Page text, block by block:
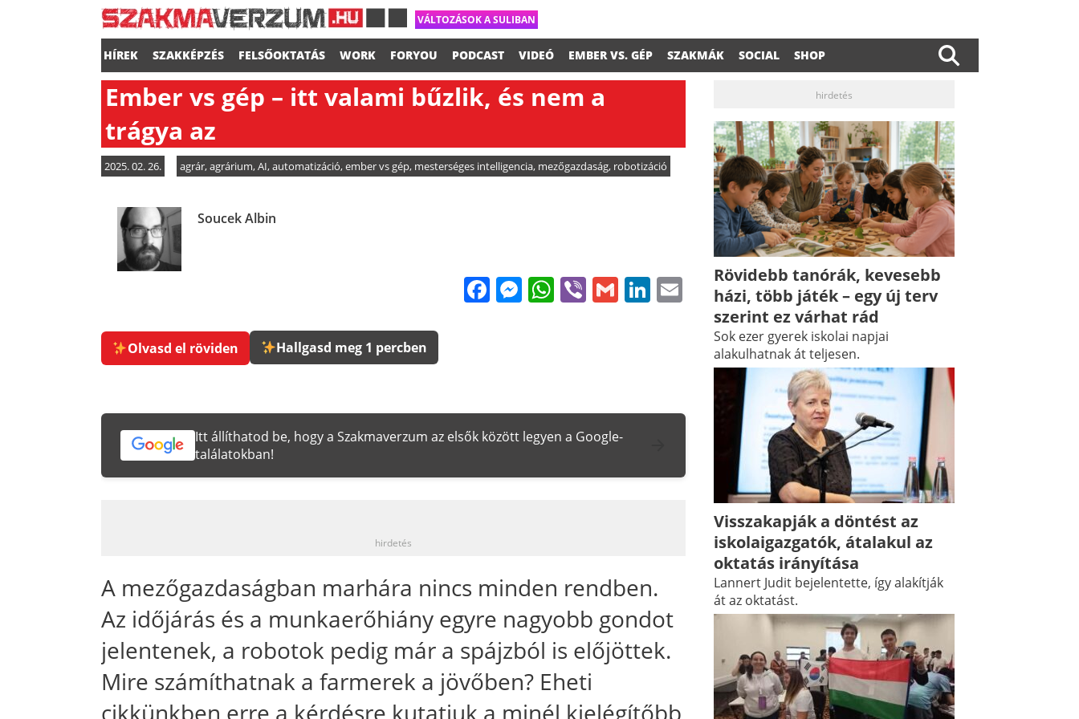
VÁLTOZÁSOK A SULIBAN
HÍREK SZAKKÉPZÉS FELSŐOKTATÁS WORK FORYOU PODCAST VIDEÓ EMBER VS. GÉP SZAKMÁK SOCIAL SHOP
Ember vs gép – itt valami bűzlik, és nem a
trágya az
2025. 02. 26. agrár,agrárium,AI,automatizáció,ember vs gép, mesterséges intelligencia, mezőgazdaság, robotizáció
Soucek Albin
Facebook
Messenger
WhatsApp
ViberGmailLinkedIn
Email
Olvasd el röviden Hallgasd meg 1 percben
Itt állíthatod be, hogy a Szakmaverzum az elsők között legyen a Google-
találatokban!
hirdetés
A mezőgazdaságban marhára nincs minden rendben.
Az időjárás és a munkaerőhiány egyre nagyobb gondot
jelentenek, a robotok pedig már a spájzból is előjöttek.
Mire számíthatnak a farmerek a jövőben? Eheti
cikkünkben erre a kérdésre kutatjuk a minél kielégítőbb
hirdetés
Rövidebb tanórák, kevesebb
házi, több játék – egy új terv
szerint ez várhat rád
Sok ezer gyerek iskolai napjai
alakulhatnak át teljesen.
Visszakapják a döntést az
iskolaigazgatók, átalakul az
oktatás irányítása
Lannert Judit bejelentette, így alakítják
át az oktatást.